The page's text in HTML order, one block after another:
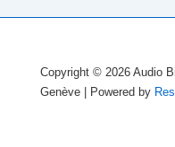
Copyright © 2026 Audio
Genève
| Powered by